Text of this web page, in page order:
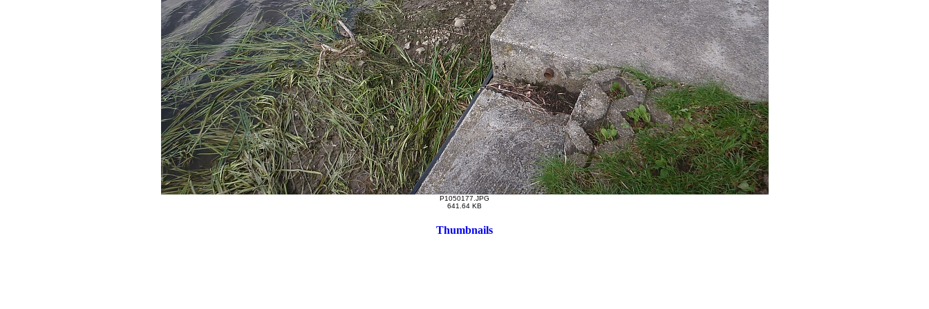
P1050177.JPG
641.64 KB
Thumbnails